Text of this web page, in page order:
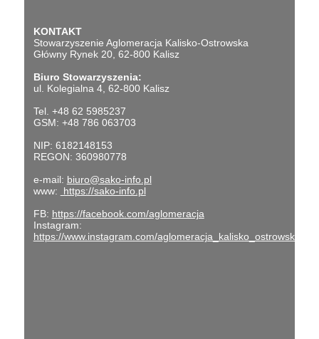
KONTAKT
Stowarzyszenie Aglomeracja Kalisko-Ostrowska
Główny Rynek 20, 62-800 Kalisz
Biuro Stowarzyszenia:
ul. Kolegialna 4, 62-800 Kalisz
Tel. +48 62 5985237
GSM: +48 786 063703
NIP: 6182148153
REGON: 360980778
e-mail: biuro@sako-info.pl
www:
https://sako-info.pl
FB: https://facebook.com/aglomeracja
Instagram:
https://www.instagram.com/aglomeracja_kalisko_ostrowska/